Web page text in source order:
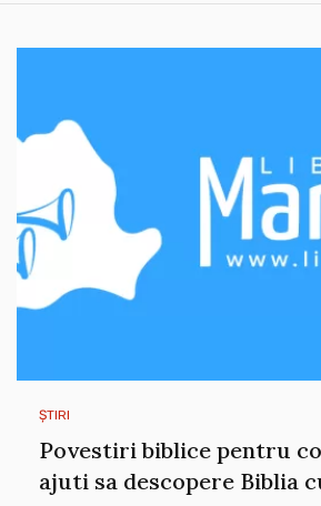
ȘTIRI
Povestiri biblice pentru
ajuti sa descopere Biblia